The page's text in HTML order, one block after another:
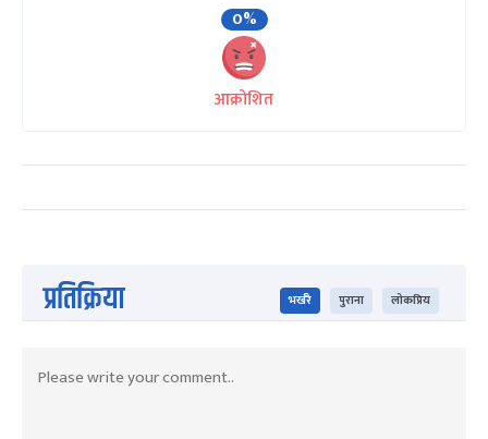
0%
आक्रोशित
प्रतिक्रिया भर्खरै पुराना लोकप्रिय